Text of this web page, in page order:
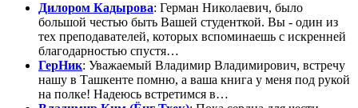
Дилором Кадырова: Герман Николаевич, было
большой честью быть Вашей студенткой. Вы - один из
тех преподавателей, которых вспоминаешь с искренней
благодарностью спустя…
ГерНик: Уважаемый Владимир Владимирович, встречу
нашу в Ташкенте помню, а ваша книга у меня под рукой
на полке! Надеюсь встретимся в…